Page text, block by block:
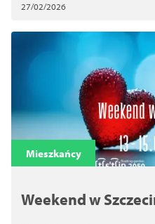
27/02/2026
Mieszkańcy
Weekend w